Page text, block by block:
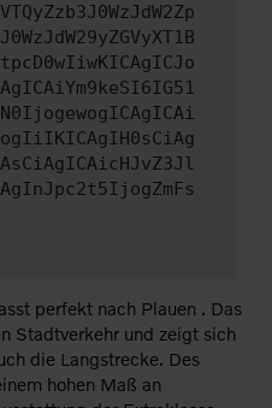
perfekt nach Plauen . Das
Stadtverkehr und zeigt sich
die Langstrecke. Des
hohen Maß an